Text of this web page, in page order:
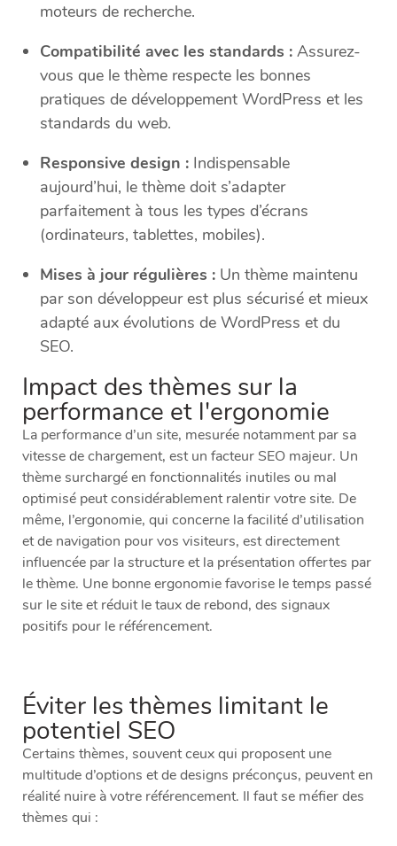
moteurs de recherche.
Compatibilité avec les standards : Assurez-
vous que le thème respecte les bonnes
pratiques de développement WordPress et les
standards du web.
Responsive design : Indispensable
aujourd’hui, le thème doit s’adapter
parfaitement à tous les types d’écrans
(ordinateurs, tablettes, mobiles).
Mises à jour régulières : Un thème maintenu
par son développeur est plus sécurisé et mieux
adapté aux évolutions de WordPress et du
SEO.
Impact des thèmes sur la
performance et l'ergonomie
La performance d’un site, mesurée notamment par sa
vitesse de chargement, est un facteur SEO majeur. Un
thème surchargé en fonctionnalités inutiles ou mal
optimisé peut considérablement ralentir votre site. De
même, l’ergonomie, qui concerne la facilité d’utilisation
et de navigation pour vos visiteurs, est directement
influencée par la structure et la présentation offertes par
le thème. Une bonne ergonomie favorise le temps passé
sur le site et réduit le taux de rebond, des signaux
positifs pour le référencement.
Éviter les thèmes limitant le
potentiel SEO
Certains thèmes, souvent ceux qui proposent une
multitude d’options et de designs préconçus, peuvent en
réalité nuire à votre référencement. Il faut se méfier des
thèmes qui :